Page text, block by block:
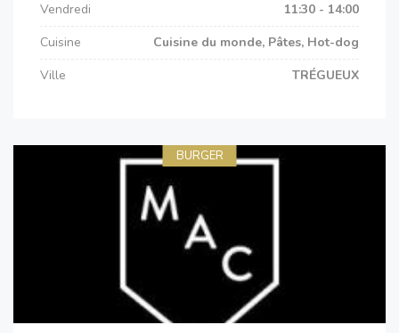
Vendredi
11:30 - 14:00
Cuisine
Cuisine du monde, Pâtes, Hot-dog
Ville
TRÉGUEUX
BURGER